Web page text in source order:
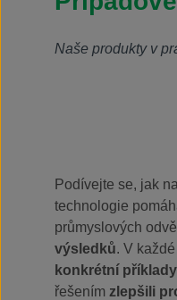
Naše produkty v
Podívejte se, jak
technologie
průmyslových
výsledků. V
konkrétní příklady
řešením zlepšili